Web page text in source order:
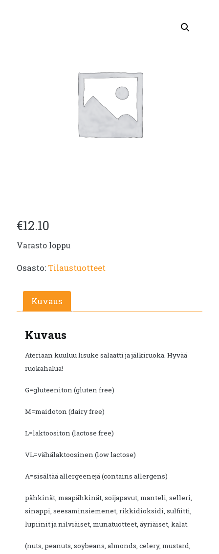
€12.10
Varasto loppu
Osasto: Tilaustuotteet
Kuvaus
Kuvaus
Ateriaan kuuluu lisuke salaatti ja jälkiruoka. Hyvää
ruokahalua!
G=gluteeniton (gluten free)
M=maidoton (dairy free)
L=laktoositon (lactose free)
VL=vähälaktoosinen (low lactose)
A=sisältää allergeenejä (contains allergens)
pähkinät, maapähkinät, soijapavut, manteli, selleri,
sinappi, seesaminsiemenet, rikkidioksidi, sulfiitti,
lupiinit ja nilviäiset, munatuotteet, äyriäiset, kalat.
(nuts, peanuts, soybeans, almonds, celery, mustard,